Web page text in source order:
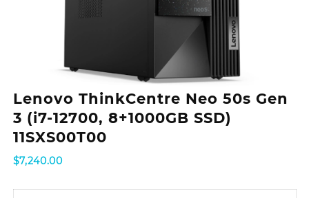
Lenovo ThinkCentre Neo 50s Gen
3 (i7-12700, 8+1000GB SSD)
11SXS00T00
$7,240.00